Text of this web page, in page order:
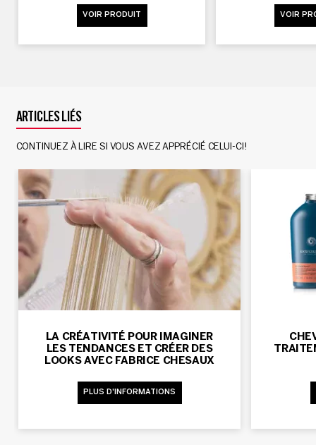
VOIR PRODUIT VOIR
ARTICLES LIÉS
CONTINUEZ À LIRE SI VOUS AVEZ APPRÉCIÉ CELUI-CI!
LA CRÉATIVITÉ POUR IMAGINER
LES TENDANCES ET CRÉER DES
LOOKS AVEC FABRICE CHESAUX
PLUS D'INFORMATIONS